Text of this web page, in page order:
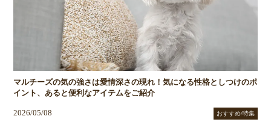
マルチーズの気の強さは愛情深さの現れ！気になる性格としつけのポ
イント、あると便利なアイテムをご紹介
2026/05/08 おすすめ/特集